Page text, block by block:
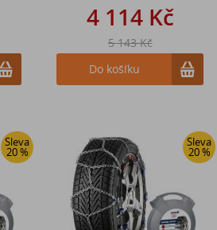
4 114 Kč
5 143 Kč
Do košíku
Sleva
20 %
Sleva
20 %